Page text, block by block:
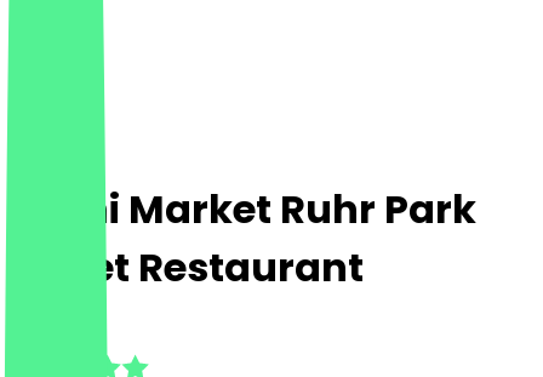
Zushi Market Ruhr Park
Buffet Restaurant